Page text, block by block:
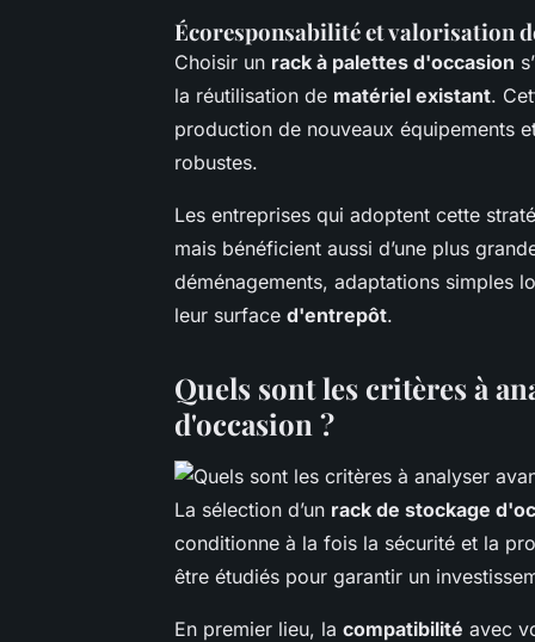
Écoresponsabilité et valorisation
Choisir un rack à palettes d'occasion
la réutilisation de matériel existant.
production de nouveaux équipements
robustes.
Les entreprises qui adoptent cette
mais bénéficient aussi d’une plus
déménagements, adaptations simples
leur surface d'entrepôt.
Quels sont les critères à
d'occasion ?
La sélection d’un rack de stockage
conditionne à la fois la sécurité et la
être étudiés pour garantir un
En premier lieu, la compatibilité avec